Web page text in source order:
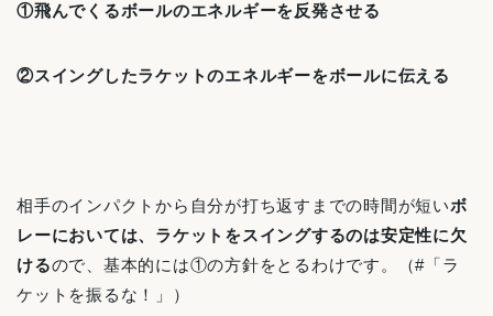
①飛んでくるボールのエネルギーを反発させる
②スイングしたラケットのエネルギーをボールに伝える
相手のインパクトから自分が打ち返すまでの時間が短いボ
レーにおいては、ラケットをスイングするのは安定性に欠
けるので、基本的には①の方針をとるわけです。（#「ラ
ケットを振るな！」）